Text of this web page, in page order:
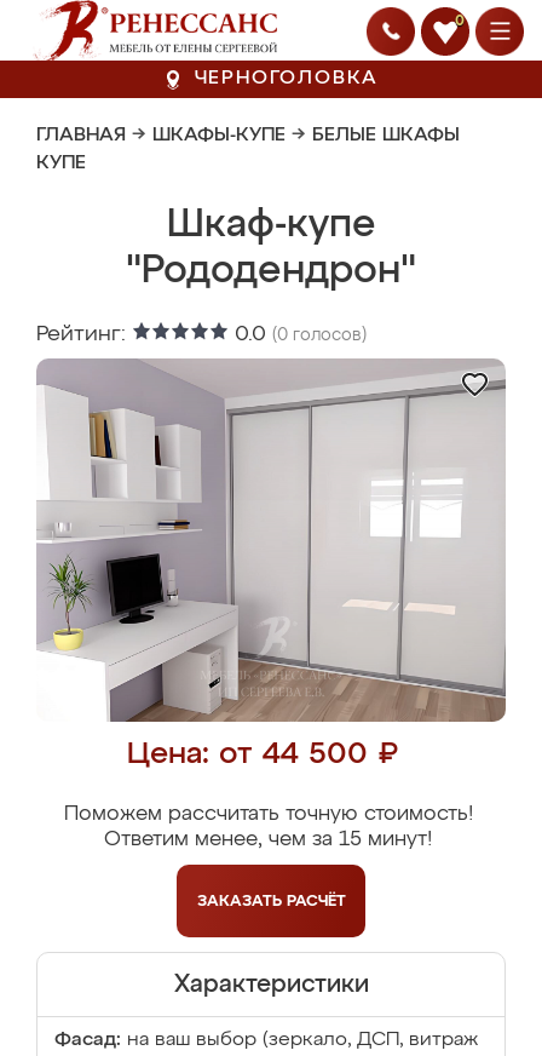
0
ЧЕРНОГОЛОВКА
ГЛАВНАЯ → ШКАФЫ-КУПЕ → БЕЛЫЕ ШКАФЫ
КУПЕ
Шкаф-купе
"Рододендрон"
Рейтинг: 0.0 (0 голосов)
Цена: от 44 500 ₽
Поможем рассчитать точную стоимость!
Ответим менее, чем за 15 минут!
ЗАКАЗАТЬ РАСЧЁТ
Характеристики
Фасад: на ваш выбор (зеркало, ДСП, витраж